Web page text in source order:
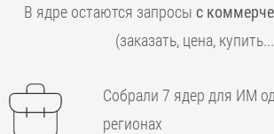
В ядре остаются запросы с
(заказать, цена,
Собрали 7 ядер для ИМ
регионах